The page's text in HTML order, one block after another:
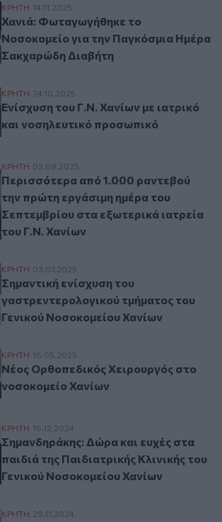
Χανιά: Φωταγωγήθηκε το Νοσοκομείο
ΚΡΗΤΗ 14.11.2025
Χανιά: Φωταγωγήθηκε το
Νοσοκομείο για την Παγκόσμια Ημέρα
Σακχαρώδη Διαβήτη
Ενίσχυση του Γ.Ν. Χανίων με ιατρικό και
ΚΡΗΤΗ 24.10.2025
Ενίσχυση του Γ.Ν. Χανίων με ιατρικό
και νοσηλευτικό προσωπικό
Περισσότερα από 1.000 ραντεβού την
ΚΡΗΤΗ 02.09.2025
Περισσότερα από 1.000 ραντεβού
την πρώτη εργάσιμη ημέρα του
Σεπτεμβρίου στα εξωτερικά ιατρεία
του Γ.Ν. Χανίων
Σημαντική ενίσχυση του
ΚΡΗΤΗ 03.07.2025
Σημαντική ενίσχυση του
γαστρεντερολογικού τμήματος του
Γενικού Νοσοκομείου Χανίων
Νέος Ορθοπεδικός Χειρουργός στο
ΚΡΗΤΗ 16.05.2025
Νέος Ορθοπεδικός Χειρουργός στο
νοσοκομείο Χανίων
Σημανδηράκης: Δώρα και ευχές στα
ΚΡΗΤΗ 16.12.2024
Σημανδηράκης: Δώρα και ευχές στα
παιδιά της Παιδιατρικής Κλινικής του
Γενικού Νοσοκομείου Χανίων
Νοσοκομείο Χανίων: Χρυσό Βραβείο για
ΚΡΗΤΗ 29.11.2024